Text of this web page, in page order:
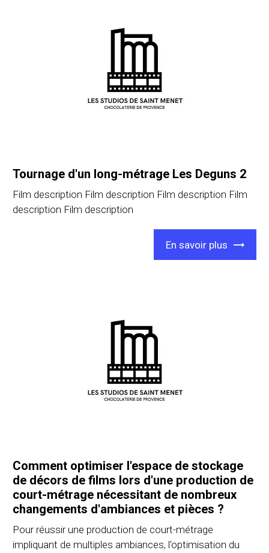
Tournage d'un long-métrage Les Deguns 2
Film description Film description Film description Film
description Film description
En savoir plus
Comment optimiser l'espace de stockage
de décors de films lors d'une production de
court-métrage nécessitant de nombreux
changements d'ambiances et pièces ?
Pour réussir une production de court-métrage
impliquant de multiples ambiances, l'optimisation du